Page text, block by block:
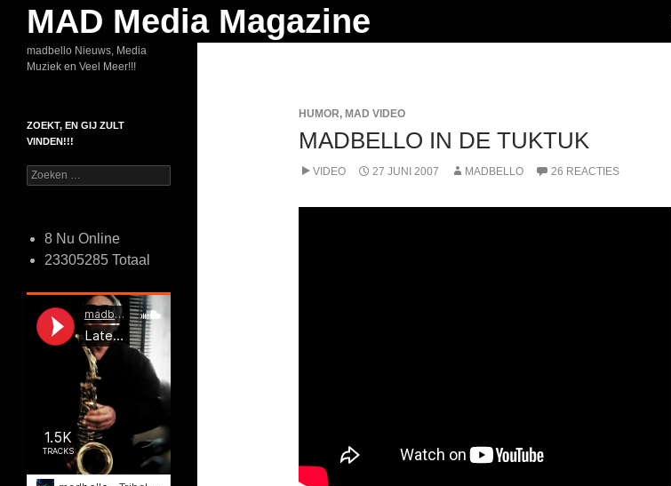
MAD Media Magazine
Zoeken
HUMOR, MAD VIDEO
MADBELLO IN DE TUKTUK
VIDEO 27 JUNI 2007 MADBELLO 26 REACTIES
madbello Nieuws, Media
Muziek en Veel Meer!!!
ZOEKT, EN GIJ ZULT
VINDEN!!!
Zoeken
naar:
8 Nu Online
23305285 Totaal